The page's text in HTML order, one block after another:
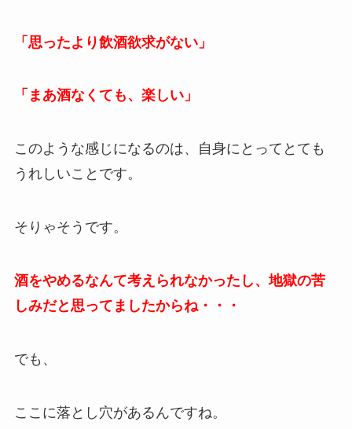
「思ったより飲酒欲求がない」
「まあ酒なくても、楽しい」
このような感じになるのは、自身にとってとても
うれしいことです。
そりゃそうです。
酒をやめるなんて考えられなかったし、地獄の苦
しみだと思ってましたからね・・・
でも、
ここに落とし穴があるんですね。